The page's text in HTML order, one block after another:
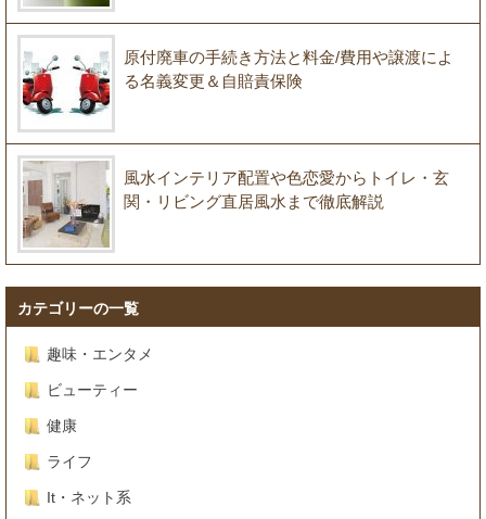
原付廃車の手続き方法と料金/費用や譲渡によ
る名義変更＆自賠責保険
風水インテリア配置や色恋愛からトイレ・玄
関・リビング直居風水まで徹底解説
カテゴリーの一覧
趣味・エンタメ
ビューティー
健康
ライフ
It・ネット系